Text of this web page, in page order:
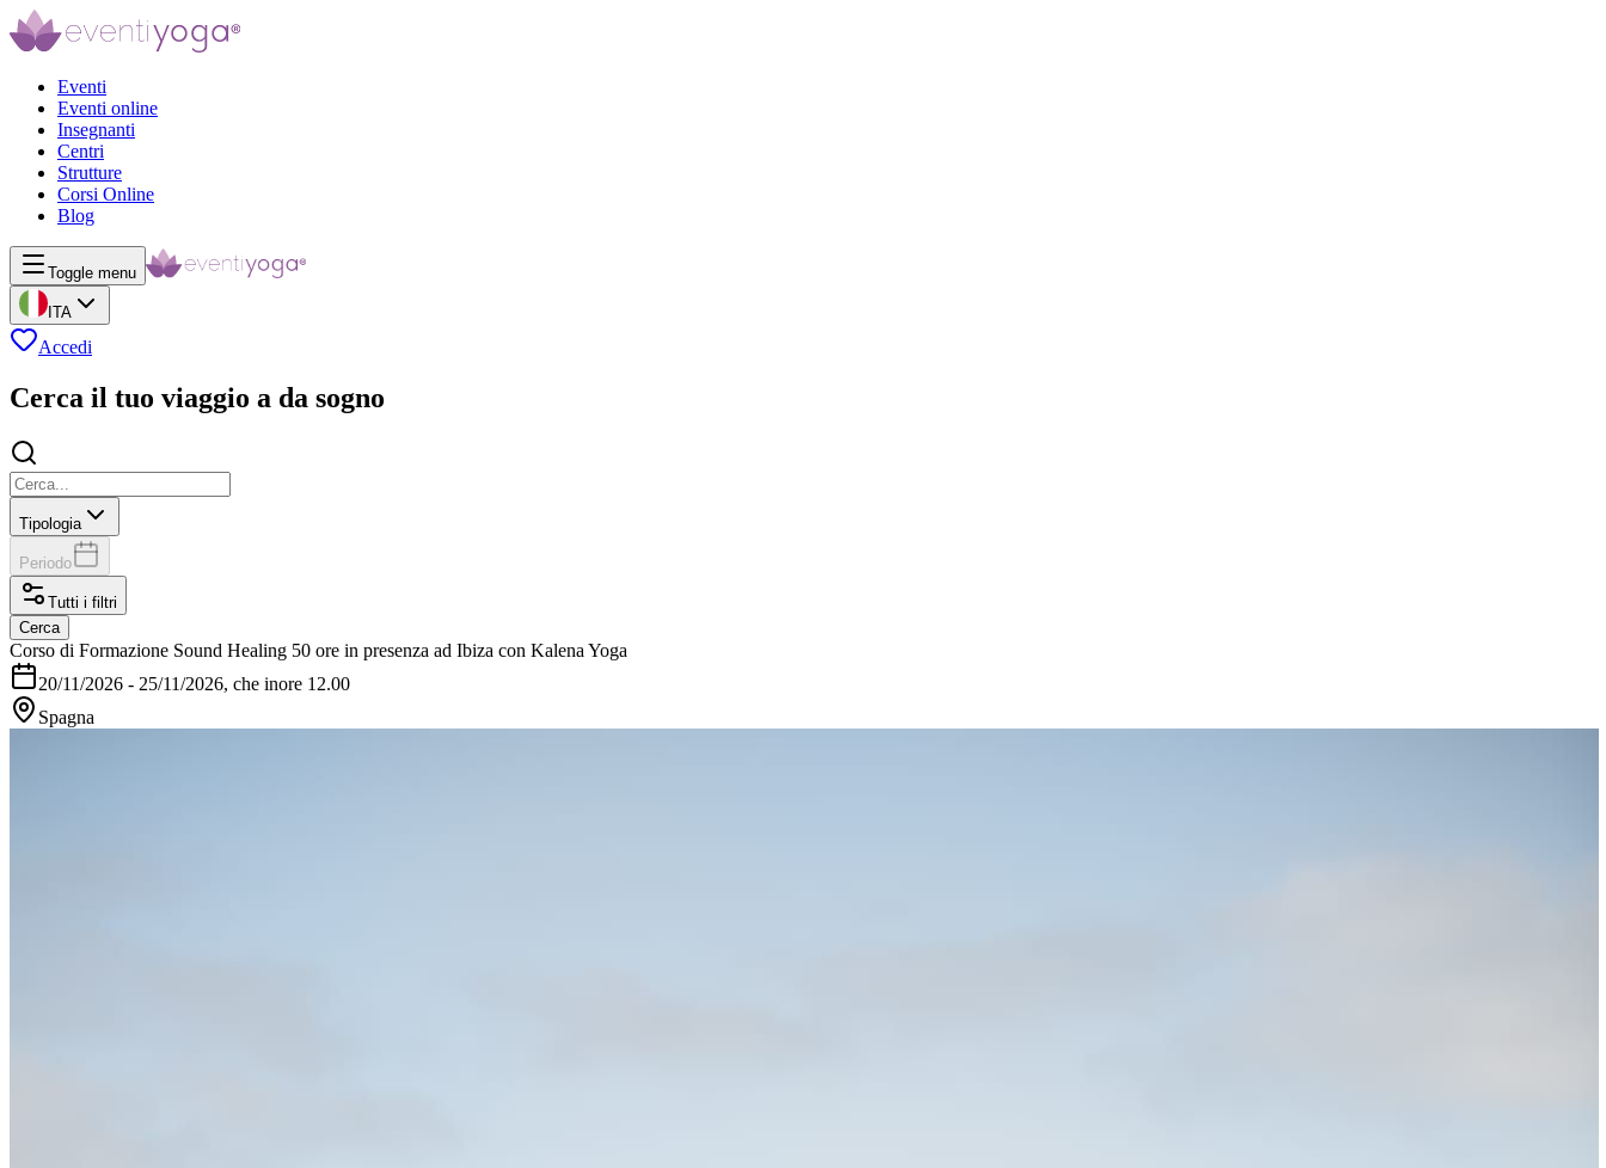
Eventi
Eventi online
Insegnanti
Centri
Strutture
Corsi Online
Blog
Toggle menu
ITA
Accedi
Cerca il tuo viaggio a da sogno
Tipologia
Periodo
Tutti i filtri
Cerca
Corso di Formazione Sound Healing 50 ore in presenza ad Ibiza con Kalena Yoga
20/11/2026 - 25/11/2026, che inore 12.00
Spagna